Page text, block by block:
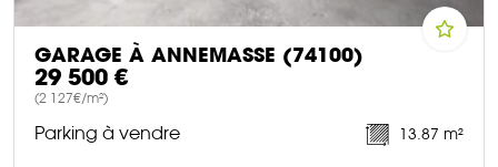
GARAGE À ANNEMASSE (74100)
29 500 €
(2 127€/m²)
Parking à vendre 13.87 m²